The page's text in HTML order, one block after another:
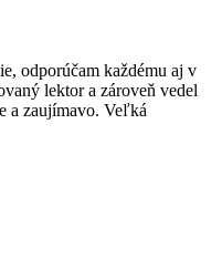
odporúčam každému aj v
lektor a zároveň vedel
a zaujímavo. Veľká